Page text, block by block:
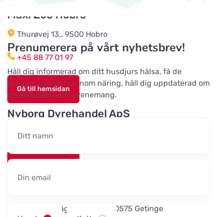
Malawi-Amager
Øresundsvej 41
Titta på kartan
Maxi Zoo Haslev
Lysholm Alle 83
Tungelstaboden
Tungelstavägen 121
Maxi Zoo Hobro
Thurøvej 13,, 9500 Hobro
+45 88 77 01 97
Gå till hemsidan
Nyborg Dyrehandel ApS
Falstervej 10G, 5800 Nyborg
Östra Järnvägsgatan 46, 30575 Getinge
Prenumerera på vårt nyhetsbrev!
Håll dig informerad om ditt husdjurs hälsa, få de
senaste nyheterna inom näring, håll dig uppdaterad om
erbjudanden och evenemang.